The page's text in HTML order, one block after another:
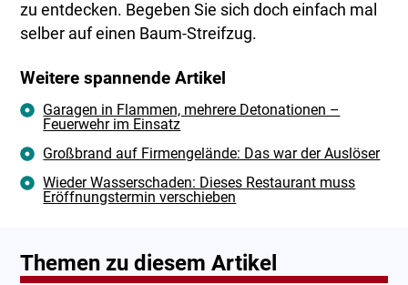
zu entdecken. Begeben Sie sich doch einfach mal
selber auf einen Baum-Streifzug.
Weitere spannende Artikel
Garagen in Flammen, mehrere Detonationen –
Feuerwehr im Einsatz
Großbrand auf Firmengelände: Das war der Auslöser
Wieder Wasserschaden: Dieses Restaurant muss
Eröffnungstermin verschieben
Themen zu diesem Artikel